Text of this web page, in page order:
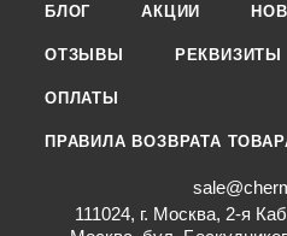
БЛОГ АКЦИИ
ОТЗЫВЫ РЕКВИЗИТЫ
ОПЛАТЫ
ПРАВИЛА ВОЗВРАТА
111024, г. Москва, 2-я